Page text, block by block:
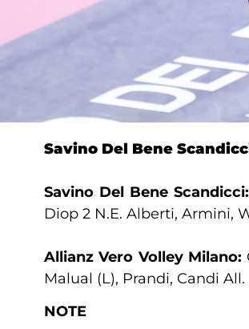
Savino Del Bene
Savino Del Bene Scandicci:
Diop 2 N.E. Alberti, Armini,
Allianz Vero Volley Milano:
Malual (L), Prandi, Candi All.
NOTE